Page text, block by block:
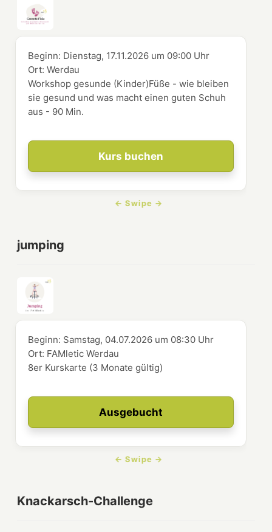
Kurs buchen
Beginn: Dienstag, 17.11.2026 um 09:00 Uhr
Ort:Werdau
Workshop gesunde (Kinder)Füße - wie bleiben
sie gesund und was macht einen guten Schuh
aus - 90 Min.
jumping
Ausgebucht
Beginn: Samstag, 04.07.2026 um 08:30 Uhr
Ort: FAMletic Werdau
8er Kurskarte (3 Monate gültig)
Knackarsch-Challenge